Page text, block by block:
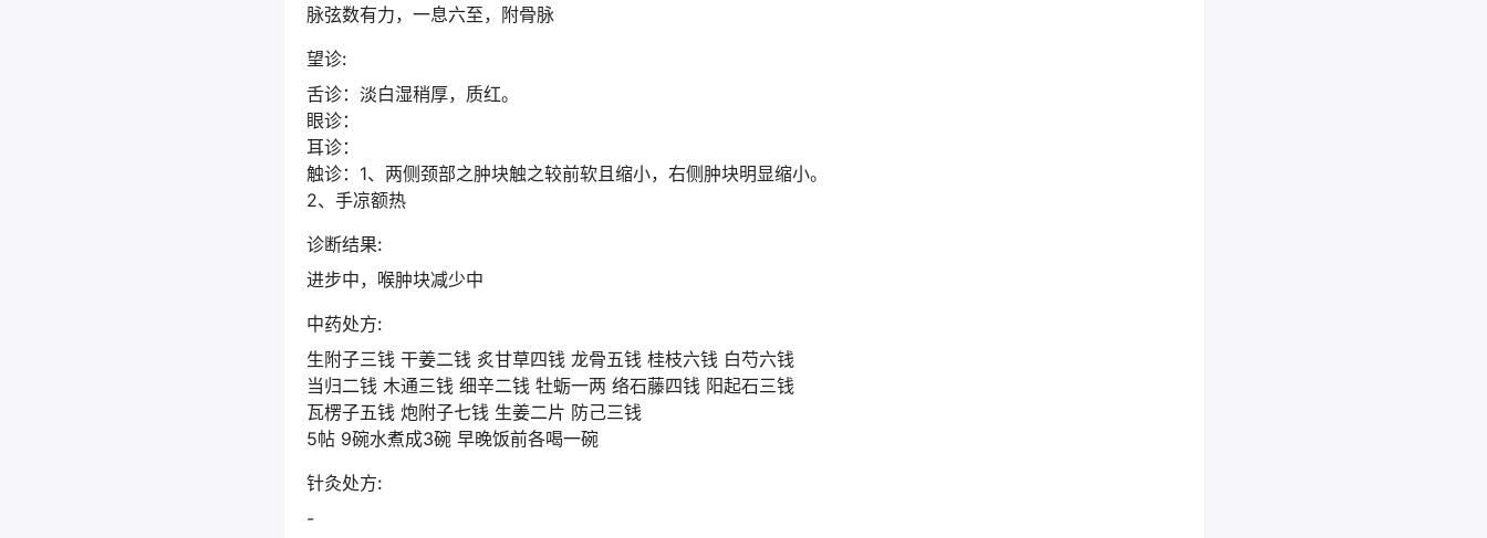
脉弦数有力，一息六至，附骨脉
望诊:
舌诊：淡白湿稍厚，质红。
眼诊：
耳诊：
触诊：1、两侧颈部之肿块触之较前软且缩小，右侧肿块明显缩小。
2、手凉额热
诊断结果:
进步中，喉肿块减少中
中药处方:
生附子三钱 干姜二钱 炙甘草四钱 龙骨五钱 桂枝六钱 白芍六钱
当归二钱 木通三钱 细辛二钱 牡蛎一两 络石藤四钱 阳起石三钱
瓦楞子五钱 炮附子七钱 生姜二片 防己三钱
5帖 9碗水煮成3碗 早晚饭前各喝一碗
针灸处方:
-